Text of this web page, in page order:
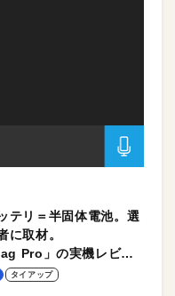
テリ＝半固体電池。選
に取材。
Pro」の実機レビュ
タイアップ